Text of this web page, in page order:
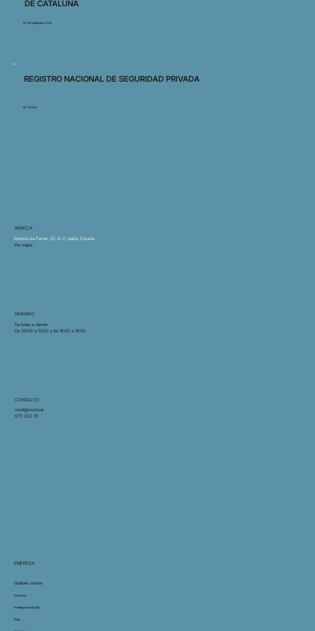
ADREÇA
Rambla de Ferran, 32, 6-2, Lleida, España
Ver mapa
HORARIO
De lunes a viernes
De 09:00 a 13:00 y de 16:00 a 19:00
CONTACTO
mont@mont.cat
973 222 111
DE CATALUÑA
Nº de colegiado: 328
REGISTRO NACIONAL DE SEGURIDAD PRIVADA
Nº 10342
EMPRESA
Quiénes somos
Servicios
Investigación digital
Blog